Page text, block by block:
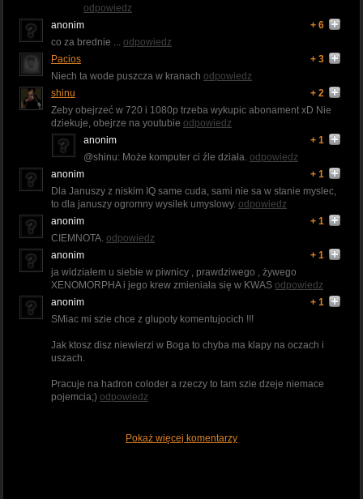
odpowiedz
anonim
+ 6
co za brednie ... odpowiedz
Pacios
+ 3
Niech ta wode puszcza w kranach odpowiedz
shinu
+ 2
Zeby obejrzeć w 720 i 1080p trzeba wykupic abonament xD Nie
dziekuje, obejrze na youtubie odpowiedz
anonim
+ 1
@shinu: Może komputer ci źle działa. odpowiedz
anonim
+ 1
Dla Januszy z niskim IQ same cuda, sami nie sa w stanie myslec,
to dla januszy ogromny wysilek umyslowy. odpowiedz
anonim
+ 1
CIEMNOTA. odpowiedz
anonim
+ 1
ja widziałem u siebie w piwnicy , prawdziwego , żywego
XENOMORPHA i jego krew zmieniała się w KWAS odpowiedz
anonim
+ 1
SMiac mi szie chce z glupoty komentujocich !!!
Jak ktosz disz niewierzi w Boga to chyba ma klapy na oczach i
uszach.
Pracuje na hadron coloder a rzeczy to tam szie dzeje niemace
pojemcia;) odpowiedz
Pokaż więcej komentarzy